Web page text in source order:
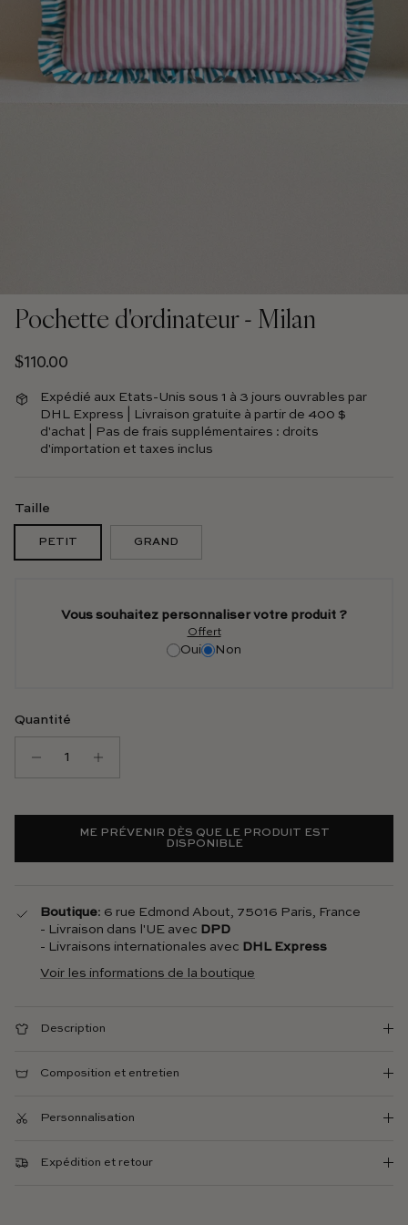
Pochette d'ordinateur - Milan
Prix régulier
$110.00
Expédié aux Etats-Unis sous 1 à 3 jours ouvrables par
DHL Express | Livraison gratuite à partir de 400 $
d'achat | Pas de frais supplémentaires : droits
d'importation et taxes inclus
Taille
PETIT GRAND
Vous souhaitez personnaliser votre produit ?
Offert
Oui Non
Quantité
ME PRÉVENIR DÈS QUE LE PRODUIT EST
DISPONIBLE
Boutique: 6 rue Edmond About, 75016 Paris, France
- Livraison dans l'UE avec DPD
- Livraisons internationales avec DHL Express
Voir les informations de la boutique
Description
Composition et entretien
Personnalisation
Expédition et retour